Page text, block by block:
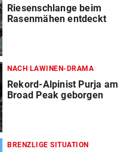
Riesenschlange beim
Rasenmähen entdeckt
NACH LAWINEN-DRAMA
Rekord-Alpinist Purja am
Broad Peak geborgen
BRENZLIGE SITUATION